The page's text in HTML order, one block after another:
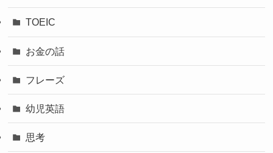
TOEIC
お金の話
フレーズ
幼児英語
思考